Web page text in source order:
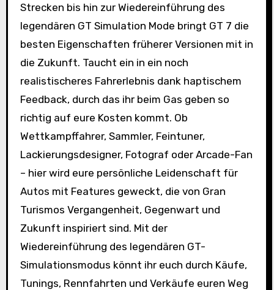
Strecken bis hin zur Wiedereinführung des
legendären GT Simulation Mode bringt GT 7 die
besten Eigenschaften früherer Versionen mit in
die Zukunft. Taucht ein in ein noch
realistischeres Fahrerlebnis dank haptischem
Feedback, durch das ihr beim Gas geben so
richtig auf eure Kosten kommt. Ob
Wettkampffahrer, Sammler, Feintuner,
Lackierungsdesigner, Fotograf oder Arcade-Fan
– hier wird eure persönliche Leidenschaft für
Autos mit Features geweckt, die von Gran
Turismos Vergangenheit, Gegenwart und
Zukunft inspiriert sind. Mit der
Wiedereinführung des legendären GT-
Simulationsmodus könnt ihr euch durch Käufe,
Tunings, Rennfahrten und Verkäufe euren Weg